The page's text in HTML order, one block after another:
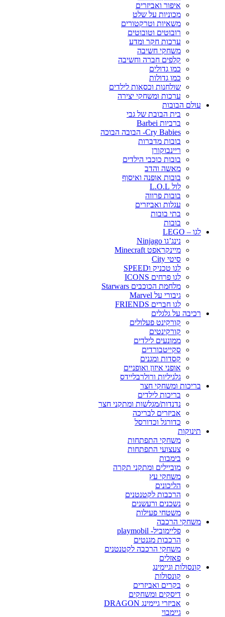
איפור ואביזרים
מכוניות על שלט
משאיות וטרקטורים
רובוטים וטובוטים
ערכות חקר ומדע
משחקי חשיבה
קלפים חברה וחשיבה
כמו גדולים
כמו גדולות
שולחנות וכסאות לילדים
ערכות ומשחקי יצירה
עולם הבובות
בית הבובת של גבי
ברביות Barbei
Cry Babies- הבובה הבוכה
בובות מדברות
ריינבוקורן
בובות כוכבי הילדים
מאשה והדב
בובות אופנה ואיסוף
לול L.O.L
בובות פרווה
עגלות ואביזרים
בתי בובות
בובות
לגו – LEGO
נינג’גו Ninjago
מיינקראפט Minecraft
סיטי City
לגו טכניק וSPEED
לגו פרחים ICONS
מלחמת הכוכבים Starwars
גיבורי על Marvel
לגו חברים FRIENDS
רכיבה על גלגלים
קורקינט פעלולים
קורקינטים
ממונעים לילדים
סקייטבורדים
קסדות ומגנים
אופני איזון ואופניים
גלגיליות ורולרבליידס
בריכות ומשחקי חצר
בריכות לילדים
נדנדות/מגלשות ומתקני חצר
אביזרים לבריכה
כדורגל וכדורסל
תינוקות
משחקי התפתחות
צעצועי התפתחות
בימבות
מוביילים ומתקני תקרה
משחקי עץ
הליכונים
הרכבות לקטנטנים
נשכנים ורעשנים
משטחי פעילות
משחקי הרכבה
פליימוביל- playmobil
הרכבות מגנטים
משחקי הרכבה לקטנטנים
פאזלים
קונסולות וגיימינג
קונסולות
בקרים ואביזרים
דיסקים ומשחקים
אביזרי גיימינג DRAGON
גיימבוי